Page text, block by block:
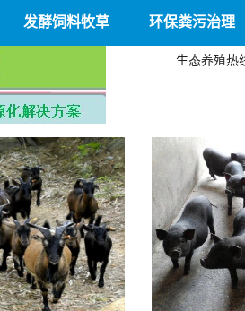
发酵饲料牧草 环保粪污治理
生态养殖热